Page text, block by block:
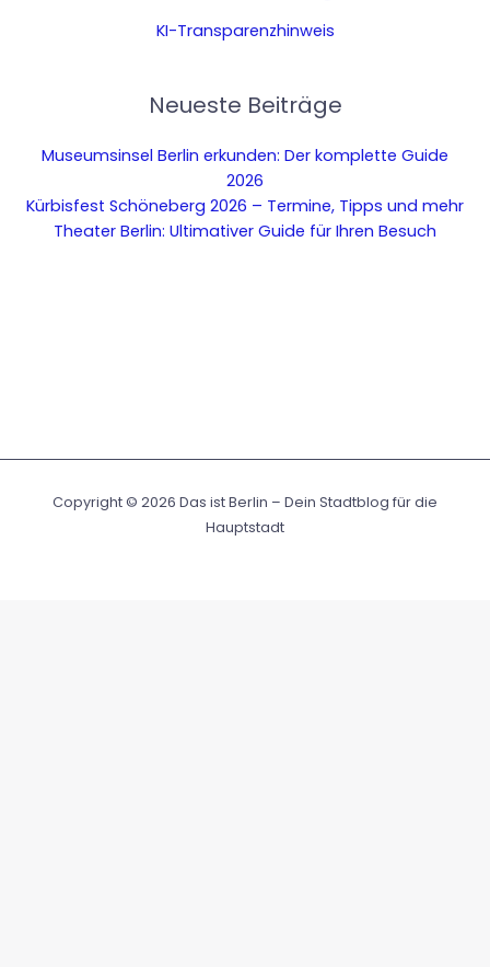
KI-Transparenzhinweis
Neueste Beiträge
Museumsinsel Berlin erkunden: Der komplette Guide
2026
Kürbisfest Schöneberg 2026 – Termine, Tipps und mehr
Theater Berlin: Ultimativer Guide für Ihren Besuch
Copyright © 2026 Das ist Berlin – Dein Stadtblog für die
Hauptstadt